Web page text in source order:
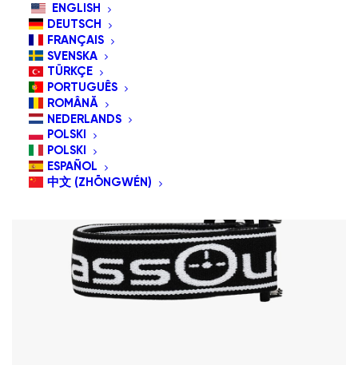
ENGLISH
DEUTSCH
FRANÇAIS
SVENSKA
TÜRKÇE
PORTUGUÊS
ROMÂNĂ
NEDERLANDS
POLSKI
POLSKI
ESPAÑOL
中文 (ZHŌNGWÉN)
セール